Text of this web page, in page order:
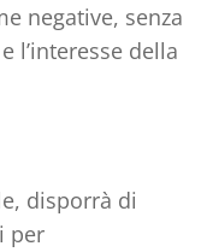
negative, senza
l’interesse della
disporrà di
per